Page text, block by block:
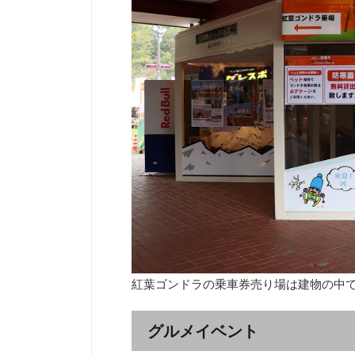
紅葉ゴンドラの乗車券売り場は建物の中
グルメイベント